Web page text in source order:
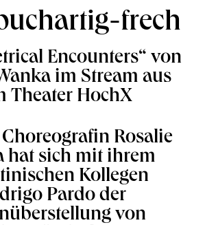
frech
Encounters“ von
im Stream aus
Theater HochX
Rosalie
hat sich mit ihrem
Kollegen
Pardo der
von